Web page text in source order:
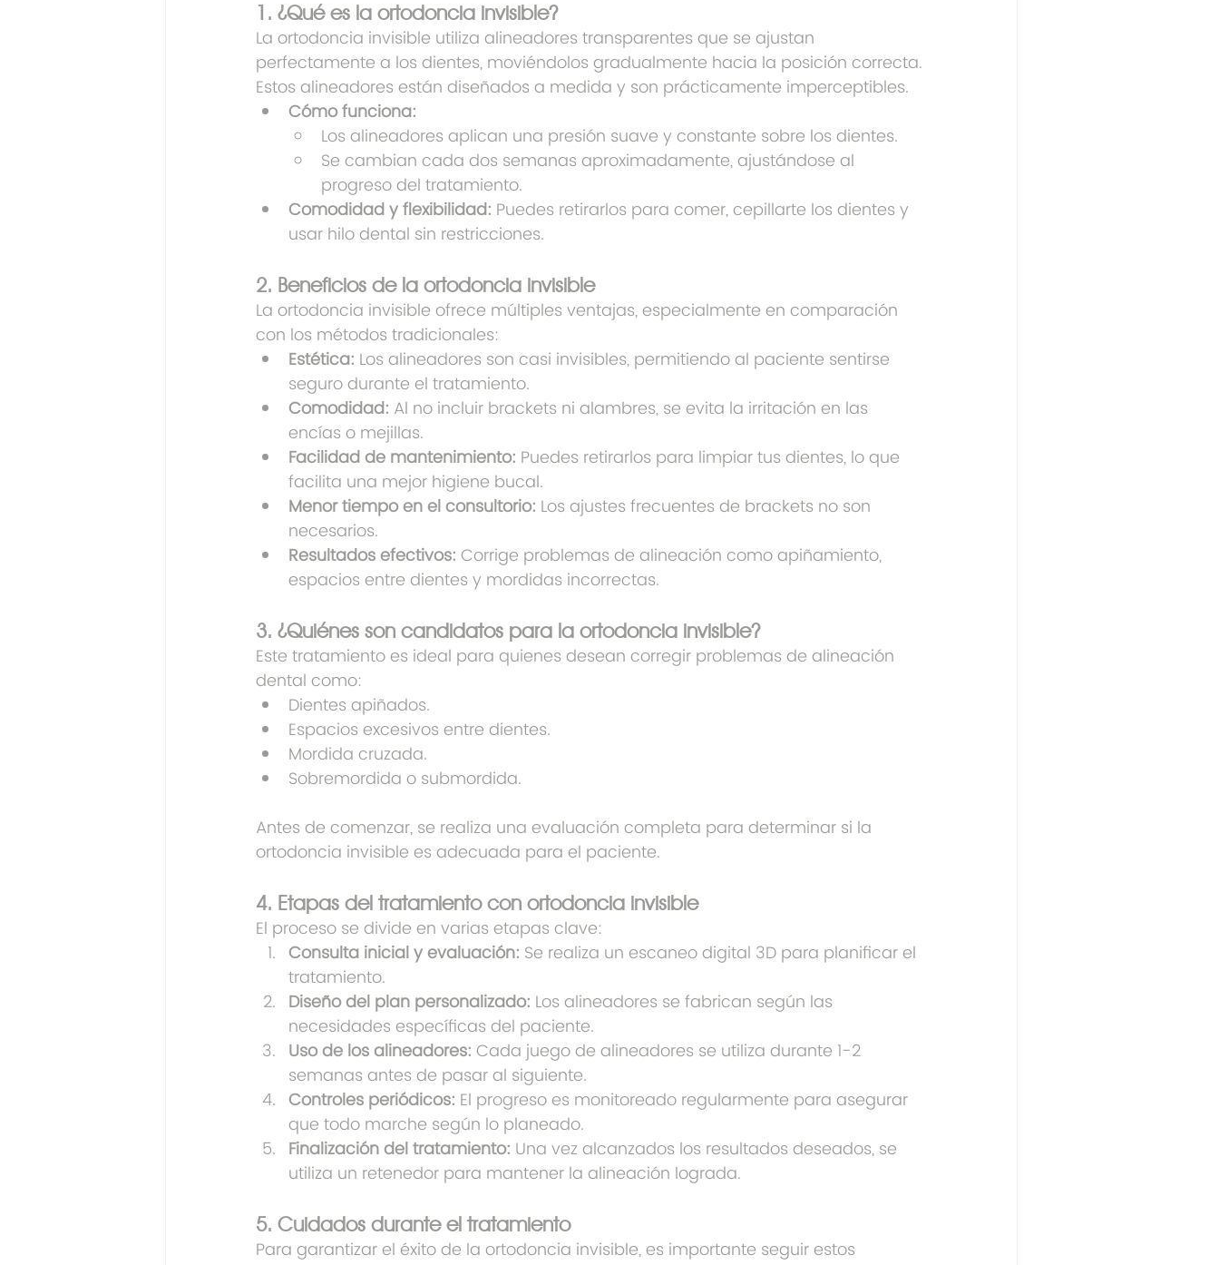
1. ¿Qué es la ortodoncia invisible?
La ortodoncia invisible utiliza alineadores transparentes que se ajustan
perfectamente a los dientes, moviéndolos gradualmente hacia la posición correcta.
Estos alineadores están diseñados a medida y son prácticamente imperceptibles.
Cómo funciona:
Los alineadores aplican una presión suave y constante sobre los dientes.
Se cambian cada dos semanas aproximadamente, ajustándose al
progreso del tratamiento.
Comodidad y flexibilidad: Puedes retirarlos para comer, cepillarte los dientes y
usar hilo dental sin restricciones.
2. Beneficios de la ortodoncia invisible
La ortodoncia invisible ofrece múltiples ventajas, especialmente en comparación
con los métodos tradicionales:
Estética: Los alineadores son casi invisibles, permitiendo al paciente sentirse
seguro durante el tratamiento.
Comodidad: Al no incluir brackets ni alambres, se evita la irritación en las
encías o mejillas.
Facilidad de mantenimiento: Puedes retirarlos para limpiar tus dientes, lo que
facilita una mejor higiene bucal.
Menor tiempo en el consultorio: Los ajustes frecuentes de brackets no son
necesarios.
Resultados efectivos: Corrige problemas de alineación como apiñamiento,
espacios entre dientes y mordidas incorrectas.
3. ¿Quiénes son candidatos para la ortodoncia invisible?
Este tratamiento es ideal para quienes desean corregir problemas de alineación
dental como:
Dientes apiñados.
Espacios excesivos entre dientes.
Mordida cruzada.
Sobremordida o submordida.
Antes de comenzar, se realiza una evaluación completa para determinar si la
ortodoncia invisible es adecuada para el paciente.
4. Etapas del tratamiento con ortodoncia invisible
El proceso se divide en varias etapas clave:
Consulta inicial y evaluación: Se realiza un escaneo digital 3D para planificar el
tratamiento.
Diseño del plan personalizado: Los alineadores se fabrican según las
necesidades específicas del paciente.
Uso de los alineadores: Cada juego de alineadores se utiliza durante 1-2
semanas antes de pasar al siguiente.
Controles periódicos: El progreso es monitoreado regularmente para asegurar
que todo marche según lo planeado.
Finalización del tratamiento: Una vez alcanzados los resultados deseados, se
utiliza un retenedor para mantener la alineación lograda.
5. Cuidados durante el tratamiento
Para garantizar el éxito de la ortodoncia invisible, es importante seguir estos